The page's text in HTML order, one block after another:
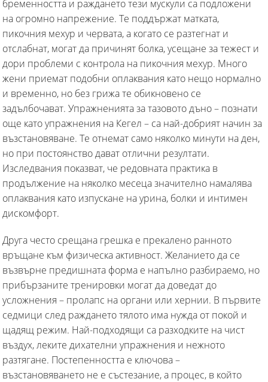
бременността и раждането тези мускули са подложени
на огромно напрежение. Те поддържат матката,
пикочния мехур и червата, а когато се разтегнат и
отслабнат, могат да причинят болка, усещане за тежест и
дори проблеми с контрола на пикочния мехур. Много
жени приемат подобни оплаквания като нещо нормално
и временно, но без грижа те обикновено се
задълбочават. Упражненията за тазовото дъно – познати
още като упражнения на Кегел – са най-добрият начин за
възстановяване. Те отнемат само няколко минути на ден,
но при постоянство дават отлични резултати.
Изследвания показват, че редовната практика в
продължение на няколко месеца значително намалява
оплаквания като изпускане на урина, болки и интимен
дискомфорт.
Друга често срещана грешка е прекалено ранното
връщане към физическа активност. Желанието да се
възвърне предишната форма е напълно разбираемо, но
прибързаните тренировки могат да доведат до
усложнения – пролапс на органи или хернии. В първите
седмици след раждането тялото има нужда от покой и
щадящ режим. Най-подходящи са разходките на чист
въздух, леките дихателни упражнения и нежното
разтягане. Постепенността е ключова –
възстановяването не е състезание, а процес, в който